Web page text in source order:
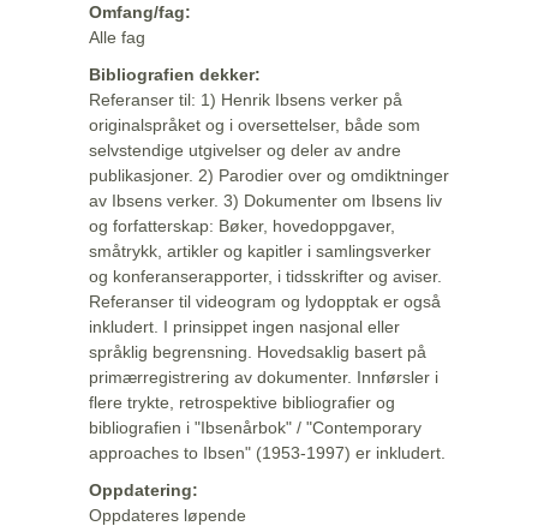
Omfang/fag:
Alle fag
Bibliografien dekker:
Referanser til: 1) Henrik Ibsens verker på
originalspråket og i oversettelser, både som
selvstendige utgivelser og deler av andre
publikasjoner. 2) Parodier over og omdiktninger
av Ibsens verker. 3) Dokumenter om Ibsens liv
og forfatterskap: Bøker, hovedoppgaver,
småtrykk, artikler og kapitler i samlingsverker
og konferanserapporter, i tidsskrifter og aviser.
Referanser til videogram og lydopptak er også
inkludert. I prinsippet ingen nasjonal eller
språklig begrensning. Hovedsaklig basert på
primærregistrering av dokumenter. Innførsler i
flere trykte, retrospektive bibliografier og
bibliografien i "Ibsenårbok" / "Contemporary
approaches to Ibsen" (1953-1997) er inkludert.
Oppdatering:
Oppdateres løpende